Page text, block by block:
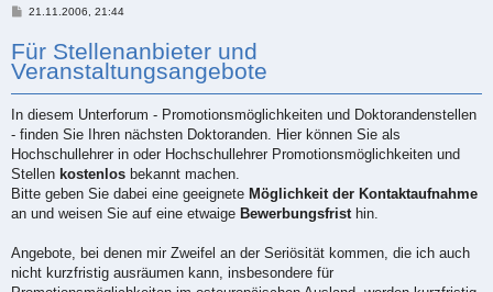
B
t
r
a
21.11.2006, 21:44
Für Stellenanbieter und
Veranstaltungsangebote
In diesem Unterforum - Promotionsmöglichkeiten und Doktorandenstellen
- finden Sie Ihren nächsten Doktoranden. Hier können Sie als
Hochschullehrer in oder Hochschullehrer Promotionsmöglichkeiten und
Stellen kostenlos bekannt machen.
Bitte geben Sie dabei eine geeignete Möglichkeit der Kontaktaufnahme
an und weisen Sie auf eine etwaige Bewerbungsfristhin.
Angebote, bei denen mir Zweifel an der Seriösität kommen, die ich auch
nicht kurzfristig ausräumen kann, insbesondere für